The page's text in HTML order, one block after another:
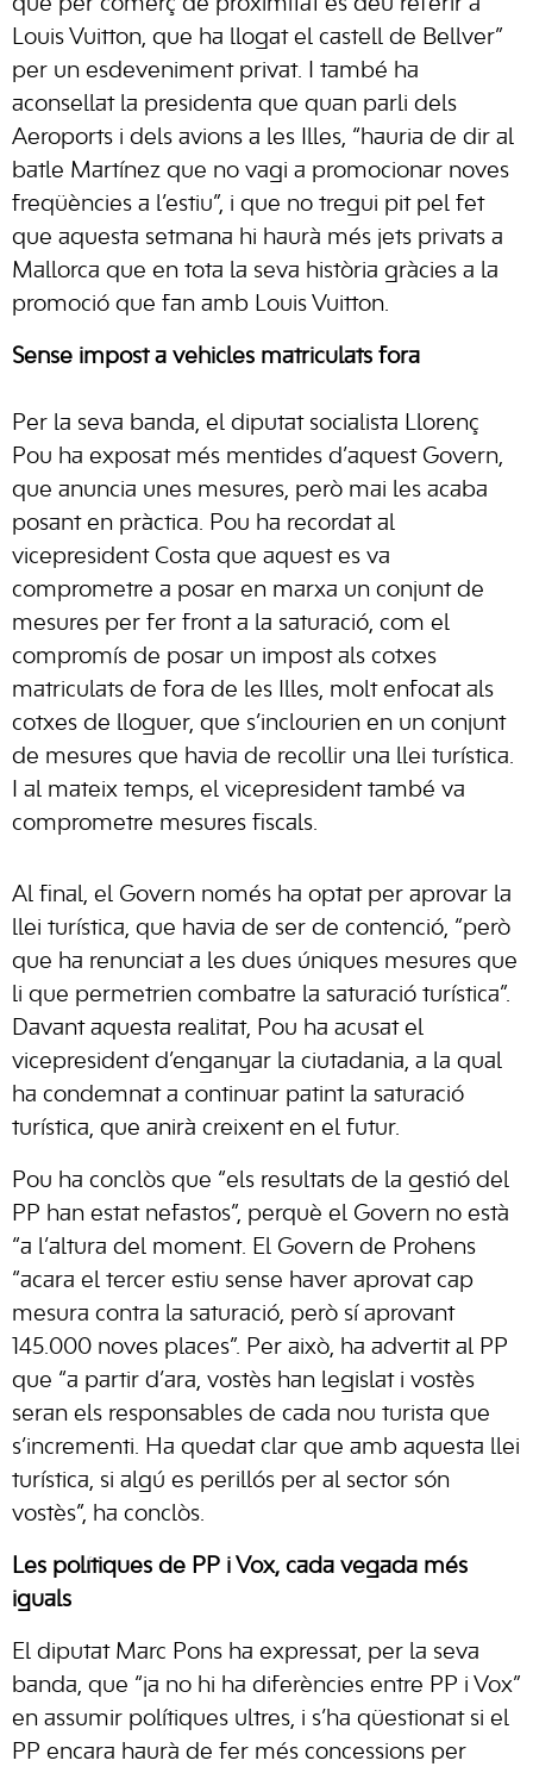
que per comerç de proximitat es deu referir a
Louis Vuitton, que ha llogat el castell de Bellver”
per un esdeveniment privat. I també ha
aconsellat la presidenta que quan parli dels
Aeroports i dels avions a les Illes, “hauria de dir al
batle Martínez que no vagi a promocionar noves
freqüències a l’estiu”, i que no tregui pit pel fet
que aquesta setmana hi haurà més jets privats a
Mallorca que en tota la seva història gràcies a la
promoció que fan amb Louis Vuitton.
Sense impost a vehicles matriculats fora
Per la seva banda, el diputat socialista Llorenç
Pou ha exposat més mentides d’aquest Govern,
que anuncia unes mesures, però mai les acaba
posant en pràctica. Pou ha recordat al
vicepresident Costa que aquest es va
comprometre a posar en marxa un conjunt de
mesures per fer front a la saturació, com el
compromís de posar un impost als cotxes
matriculats de fora de les Illes, molt enfocat als
cotxes de lloguer, que s’inclourien en un conjunt
de mesures que havia de recollir una llei turística.
I al mateix temps, el vicepresident també va
comprometre mesures fiscals.
Al final, el Govern només ha optat per aprovar la
llei turística, que havia de ser de contenció, “però
que ha renunciat a les dues úniques mesures que
li que permetrien combatre la saturació turística”.
Davant aquesta realitat, Pou ha acusat el
vicepresident d’enganyar la ciutadania, a la qual
ha condemnat a continuar patint la saturació
turística, que anirà creixent en el futur.
Pou ha conclòs que “els resultats de la gestió del
PP han estat nefastos”, perquè el Govern no està
“a l’altura del moment. El Govern de Prohens
“acara el tercer estiu sense haver aprovat cap
mesura contra la saturació, però sí aprovant
145.000 noves places”. Per això, ha advertit al PP
que “a partir d’ara, vostès han legislat i vostès
seran els responsables de cada nou turista que
s’incrementi. Ha quedat clar que amb aquesta llei
turística, si algú es perillós per al sector són
vostès”, ha conclòs.
Les polítiques de PP i Vox, cada vegada més
iguals
El diputat Marc Pons ha expressat, per la seva
banda, que “ja no hi ha diferències entre PP i Vox”
en assumir polítiques ultres, i s’ha qüestionat si el
PP encara haurà de fer més concessions per